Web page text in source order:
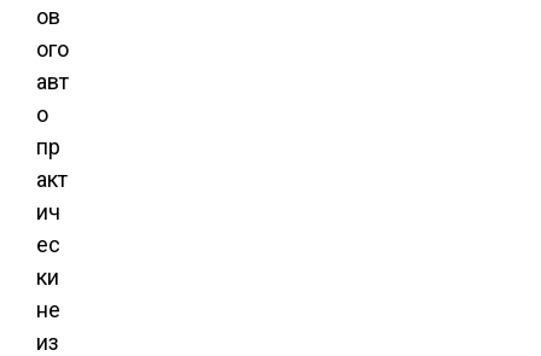
ов
ого
авт
о
пр
акт
ич
ес
ки
не
из